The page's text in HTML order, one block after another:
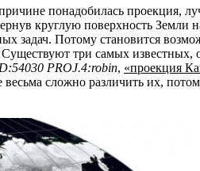
понадобилась проекция,
круглую поверхность
задач. Потому становится
три самых
PROJ.4:robin, «проекция
сложно различить их,